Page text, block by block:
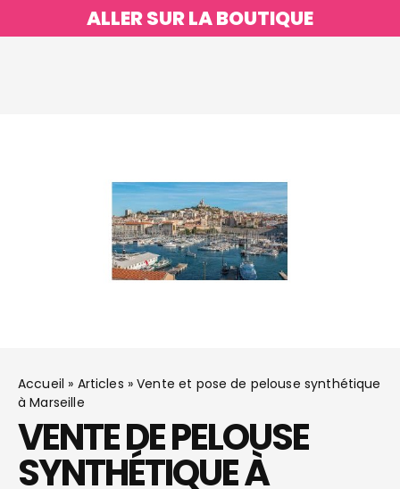
ALLER SUR LA BOUTIQUE
Accueil » Articles »Vente et pose de pelouse synthétique
à Marseille
VENTE DE PELOUSE
SYNTHÉTIQUE À